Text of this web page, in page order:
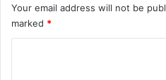
Your email address will not be
marked *